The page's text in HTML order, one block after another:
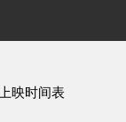
映时间表